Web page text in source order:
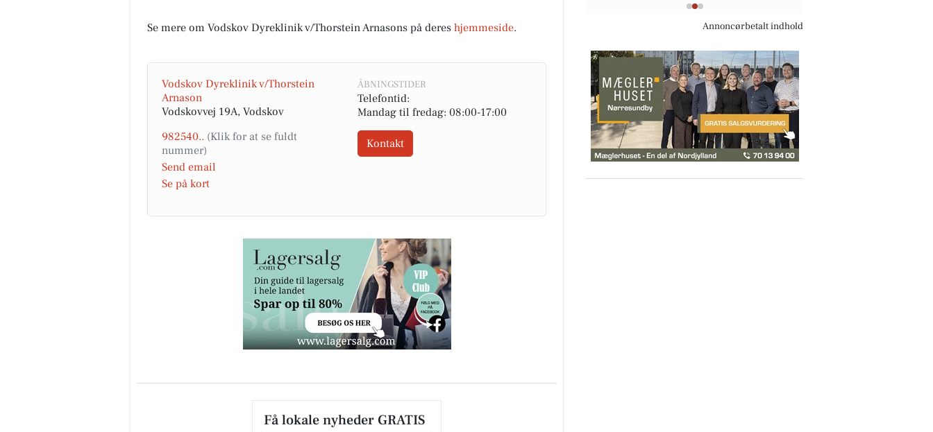
Se mere om Vodskov Dyreklinik v/Thorstein Arnasons på deres hjemmeside.
Vodskov Dyreklinik v/Thorstein
Arnason
Vodskovvej 19A, Vodskov
982540..
Send email
Se på kort
ÅBNINGSTIDER
Telefontid:
Mandag til fredag: 08:00-17:00
Kontakt
Få lokale nyheder GRATIS
Annoncørbetalt indhold